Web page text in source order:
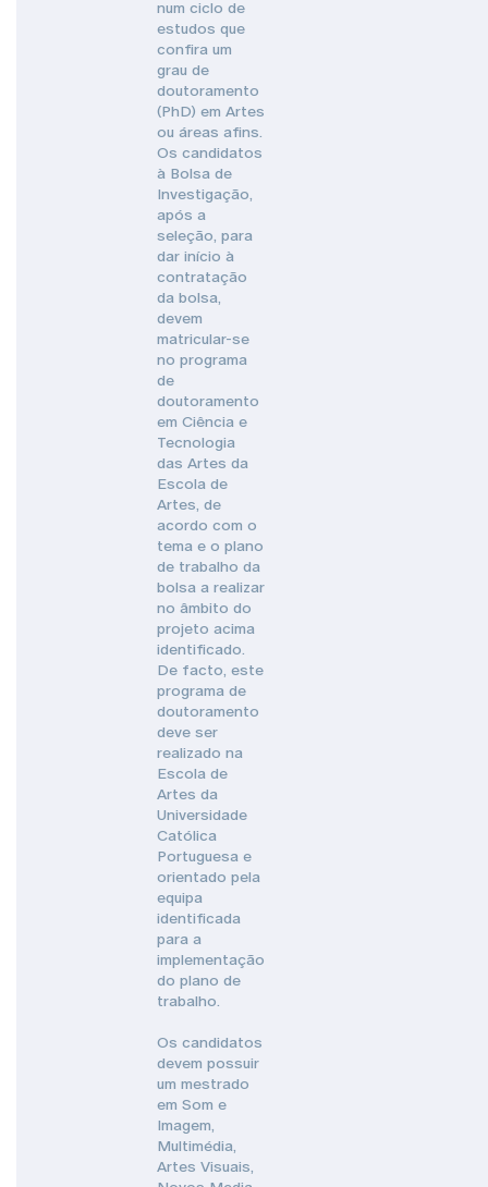
num ciclo de
estudos que
confira um
grau de
doutoramento
(PhD) em Artes
ou áreas afins.
Os candidatos
à Bolsa de
Investigação,
após a
seleção, para
dar início à
contratação
da bolsa,
devem
matricular-se
no programa
de
doutoramento
em Ciência e
Tecnologia
das Artes da
Escola de
Artes, de
acordo com o
tema e o plano
de trabalho da
bolsa a realizar
no âmbito do
projeto acima
identificado.
De facto, este
programa de
doutoramento
deve ser
realizado na
Escola de
Artes da
Universidade
Católica
Portuguesa e
orientado pela
equipa
identificada
para a
implementação
do plano de
trabalho.
Os candidatos
devem possuir
um mestrado
em Som e
Imagem,
Multimédia,
Artes Visuais,